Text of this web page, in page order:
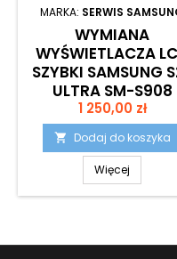
MARKA: SERWIS
WYMIANA
WYŚWIETLACZA
SZYBKI SAMSUNG
ULTRA SM-S908
(ORYGINALNY)
Cena
1 250,00 zł
 Dodaj do koszyka
Więcej